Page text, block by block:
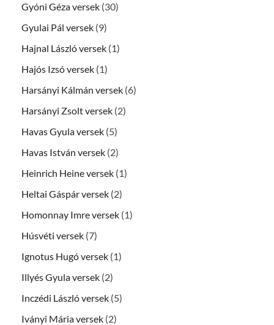
Gyóni Géza versek (30)
Gyulai Pál versek (9)
Hajnal László versek (1)
Hajós Izsó versek (1)
Harsányi Kálmán versek (6)
Harsányi Zsolt versek (2)
Havas Gyula versek (5)
Havas István versek (2)
Heinrich Heine versek (1)
Heltai Gáspár versek (2)
Homonnay Imre versek (1)
Húsvéti versek (7)
Ignotus Hugó versek (1)
Illyés Gyula versek (2)
Inczédi László versek (5)
Iványi Mária versek (2)